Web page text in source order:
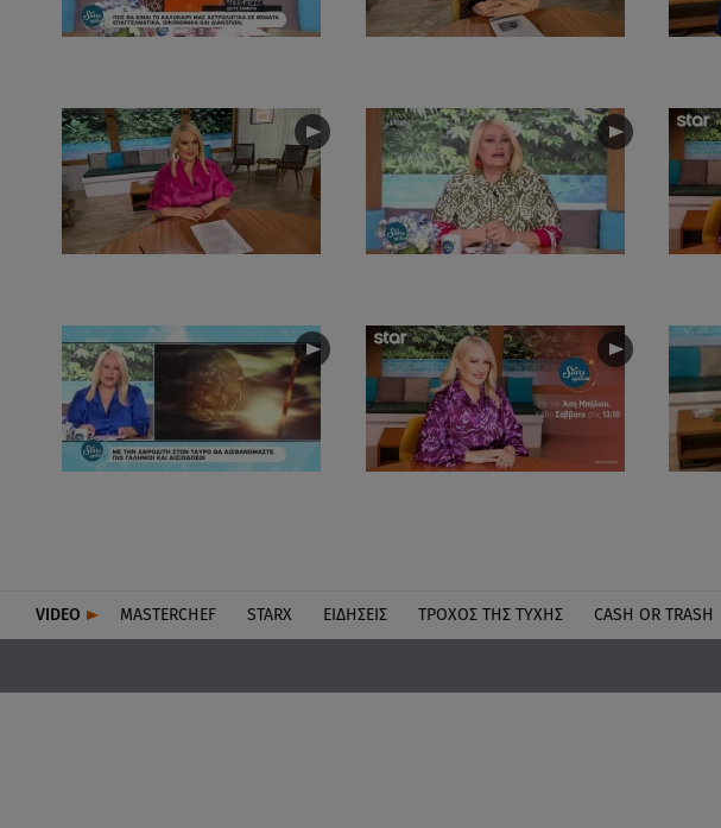
VIDEO MASTERCHEF STARX ΕΙΔΉΣΕΙΣ ΤΡΟΧΌΣ ΤΗΣ ΤΎΧΗΣ CASH OR TRASH